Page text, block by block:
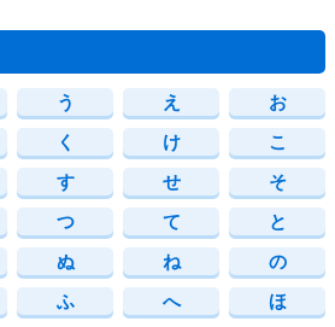
う え
お
く け
こ
す せ
そ
つ て
と
ぬ ね
の
ふ へ
ほ